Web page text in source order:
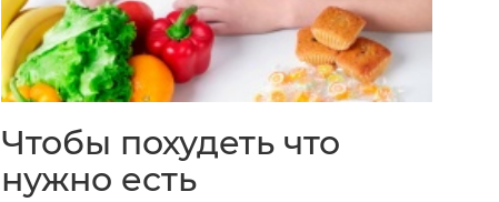
Чтобы похудеть что
нужно есть